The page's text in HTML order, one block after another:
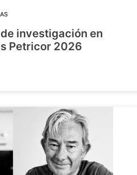
investigación en
Petricor 2026